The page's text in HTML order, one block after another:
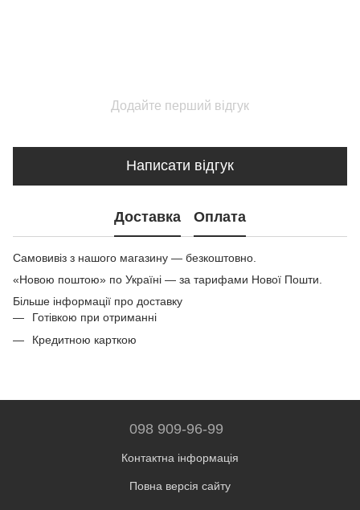
Додайте перший відгук
Написати відгук
Доставка Оплата
Самовивіз з нашого магазину — безкоштовно.
«Новою поштою» по Україні — за тарифами Нової Пошти.
Більше інформації про доставку
Готівкою при отриманні
Кредитною карткою
098 909-96-99
Контактна інформація
Повна версія сайту